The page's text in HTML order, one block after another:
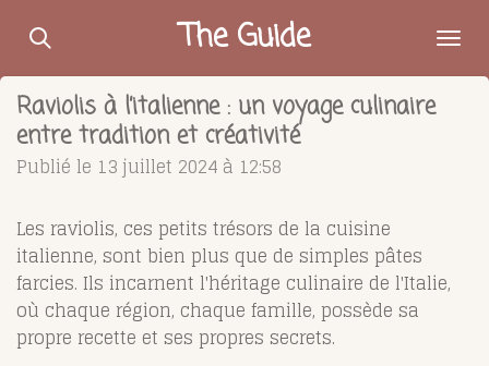
Passer
contenu
principal
The Guide
Raviolis à l’italienne : un voyage culinaire
entre tradition et créativité
Publié le 13 juillet 2024 à 12:58
Les raviolis, ces petits trésors de la cuisine
italienne, sont bien plus que de simples pâtes
farcies. Ils incarnent l'héritage culinaire de l'Italie,
où chaque région, chaque famille, possède sa
propre recette et ses propres secrets.